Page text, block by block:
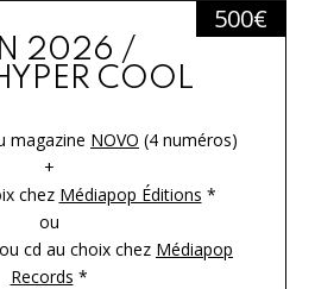
2026 /
COOL
500€
magazine NOVO (4 numéros)
+
chez Médiapop Éditions *
ou
cd au choix chez Médiapop
Records *